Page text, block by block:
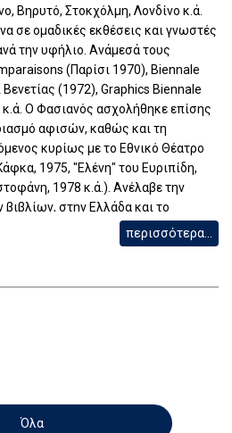
Βηρυτό, Στοκχόλμη, Λονδίνο κ.ά.
σε ομαδικές εκθέσεις και γνωστές
την υφήλιο. Ανάμεσά τους
(Παρίσι 1970), Biennale
(1972), Graphics Biennale
Ο Φασιανός ασχολήθηκε επίσης
αφισών, καθώς και τη
κυρίως με το Εθνικό Θέατρο
1975, "Ελένη" του Ευριπίδη,
1978 κ.ά.). Ανέλαβε την
στην Ελλάδα και το
και συγγραφέων. Ξεχωρίζουν
L. Aragon, G. Apollinaire, Κ. Ταχτσή, Κ.
εκδόσεις τέχνης, όπως λευκώματα
πεζά και ποιητικά. Για το
γυριστεί τέσσερα φιλμς για
τηλεόραση, ενώ κυκλοφορούν
περισσότερα...
Όλα